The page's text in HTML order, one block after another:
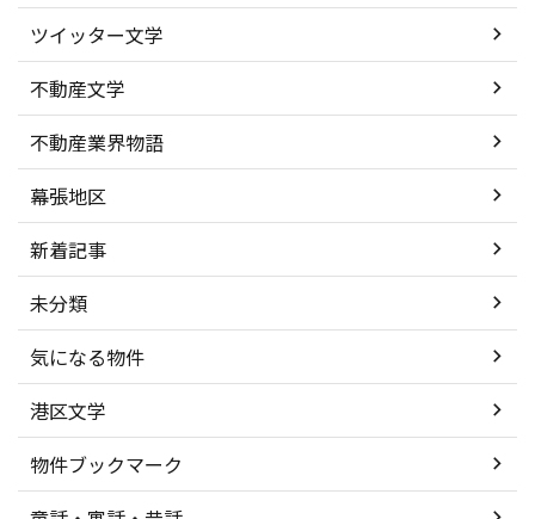
ツイッター文学
不動産文学
不動産業界物語
幕張地区
新着記事
未分類
気になる物件
港区文学
物件ブックマーク